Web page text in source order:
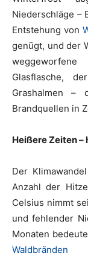
Niederschläge –
Entstehung von
genügt, und der
Glasflasche,
Grashalmen –
Brandquellen in
Heißere Zeiten
Der
Anzahl der
Celsius nimmt
und fehlender
Monaten
Waldbränden